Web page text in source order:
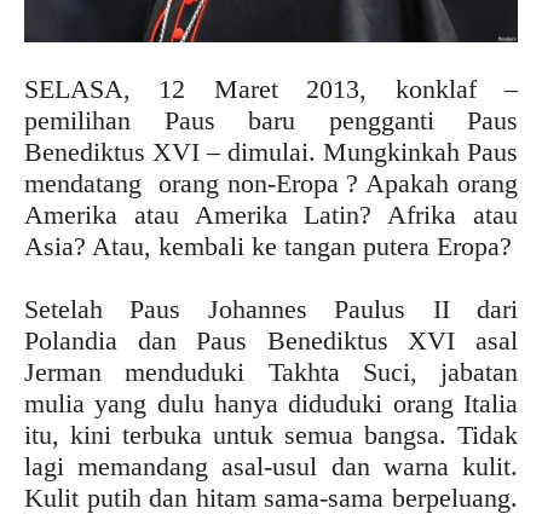
SELASA, 12 Maret 2013, konklaf –
pemilihan Paus baru pengganti Paus
Benediktus XVI – dimulai. Mungkinkah Paus
mendatang orang non-Eropa ? Apakah orang
Amerika atau Amerika Latin? Afrika atau
Asia? Atau, kembali ke tangan putera Eropa?
Setelah Paus Johannes Paulus II dari
Polandia dan Paus Benediktus XVI asal
Jerman menduduki Takhta Suci, jabatan
mulia yang dulu hanya diduduki orang Italia
itu, kini terbuka untuk semua bangsa. Tidak
lagi memandang asal-usul dan warna kulit.
Kulit putih dan hitam sama-sama berpeluang.